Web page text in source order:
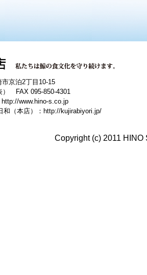
京泊2丁目10-15
） FAX 095-850-4301
http://www.hino-s.co.jp
（本店）： http://kujirabiyori.jp/
Copyright (c) 2011